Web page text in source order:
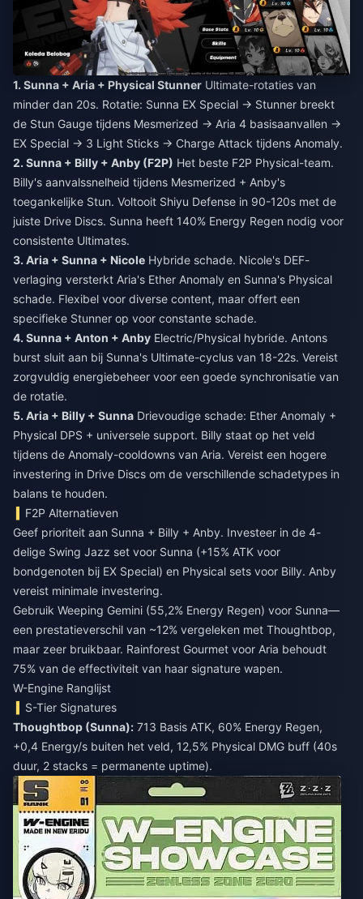
1. Sunna + Aria + Physical Stunner Ultimate-rotaties van
minder dan 20s. Rotatie: Sunna EX Special → Stunner breekt
de Stun Gauge tijdens Mesmerized → Aria 4 basisaanvallen →
EX Special → 3 Light Sticks → Charge Attack tijdens Anomaly.
2. Sunna + Billy + Anby (F2P) Het beste F2P Physical-team.
Billy's aanvalssnelheid tijdens Mesmerized + Anby's
toegankelijke Stun. Voltooit Shiyu Defense in 90-120s met de
juiste Drive Discs. Sunna heeft 140% Energy Regen nodig voor
consistente Ultimates.
3. Aria + Sunna + Nicole Hybride schade. Nicole's DEF-
verlaging versterkt Aria's Ether Anomaly en Sunna's Physical
schade. Flexibel voor diverse content, maar offert een
specifieke Stunner op voor constante schade.
4. Sunna + Anton + Anby Electric/Physical hybride. Antons
burst sluit aan bij Sunna's Ultimate-cyclus van 18-22s. Vereist
zorgvuldig energiebeheer voor een goede synchronisatie van
de rotatie.
5. Aria + Billy + Sunna Drievoudige schade: Ether Anomaly +
Physical DPS + universele support. Billy staat op het veld
tijdens de Anomaly-cooldowns van Aria. Vereist een hogere
investering in Drive Discs om de verschillende schadetypes in
balans te houden.
F2P Alternatieven
Geef prioriteit aan Sunna + Billy + Anby. Investeer in de 4-
delige Swing Jazz set voor Sunna (+15% ATK voor
bondgenoten bij EX Special) en Physical sets voor Billy. Anby
vereist minimale investering.
Gebruik Weeping Gemini (55,2% Energy Regen) voor Sunna—
een prestatieverschil van ~12% vergeleken met Thoughtbop,
maar zeer bruikbaar. Rainforest Gourmet voor Aria behoudt
75% van de effectiviteit van haar signature wapen.
W-Engine Ranglijst
S-Tier Signatures
Thoughtbop (Sunna): 713 Basis ATK, 60% Energy Regen,
+0,4 Energy/s buiten het veld, 12,5% Physical DMG buff (40s
duur, 2 stacks = permanente uptime).